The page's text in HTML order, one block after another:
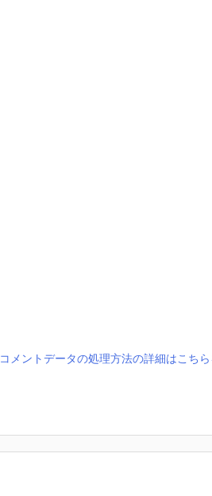
コメントデータの処理方法の詳細はこち